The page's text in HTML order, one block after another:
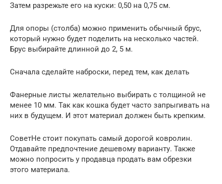
Затем разрежьте его на куски: 0,50 на 0,75 см.
Для опоры (столба) можно применить обычный брус,
который нужно будет поделить на несколько частей.
Брус выбирайте длинной до 2, 5 м.
Сначала сделайте наброски, перед тем, как делать
Фанерные листы желательно выбирать с толщиной не
менее 10 мм. Так как кошка будет часто запрыгивать на
них в будущем. И этот материал должен быть крепким.
СоветНе стоит покупать самый дорогой ковролин.
Отдавайте предпочтение дешевому варианту. Также
можно попросить у продавца продать вам обрезки
этого материала.